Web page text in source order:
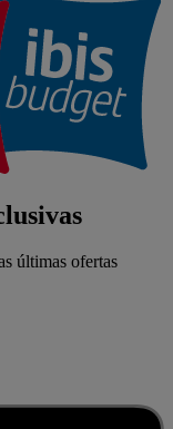
últimas ofertas